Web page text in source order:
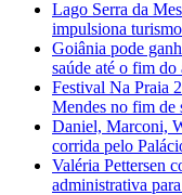
Lago Serra da
impulsiona
Goiânia pode
saúde até o fim do
Festival Na Praia
Mendes no fim de
Daniel, Marconi,
corrida pelo
Valéria Pettersen
administrativa